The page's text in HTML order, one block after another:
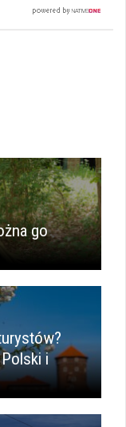
go
i